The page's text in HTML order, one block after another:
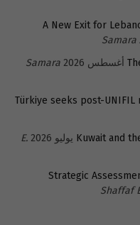
A New Exit for
Samara
Samara
Türkiye seeks post-
Kuwait and
E.
Strategic
Shaffaf